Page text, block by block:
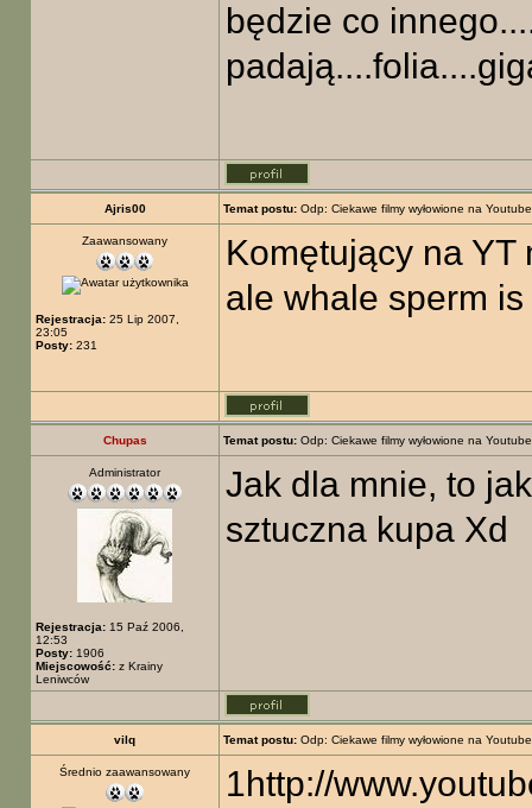
będzie co
Ajris00 Temat postu: Odp: Ciekawe filmy wyłowione na Youtube
Zaawansowany
Rejestracja: 25 Lip 2007,
23:05
Posty: 231
Komętujący na
ale whale sperm
Chupas Temat postu: Odp: Ciekawe filmy wyłowione na Youtube
Administrator
Rejestracja: 15 Paź 2006,
12:53
Posty: 1906
Miejscowość: z Krainy
Leniwców
Jak dla mnie, to
sztuczna kupa Xd
vilq Temat postu: Odp: Ciekawe filmy wyłowione na Youtube
Średnio zaawansowany 1http://